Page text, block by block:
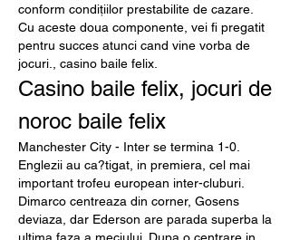
conform condițiilor prestabilite de cazare.
Cu aceste doua componente, vei fi pregatit
pentru succes atunci cand vine vorba de
jocuri., casino baile felix.
Casino baile felix, jocuri de
noroc baile felix
Manchester City - Inter se termina 1-0.
Englezii au ca?tigat, in premiera, cel mai
important trofeu european inter-cluburi.
Dimarco centreaza din corner, Gosens
deviaza, dar Ederson are parada superba la
ultima faza a meciului. Dupa o centrare in